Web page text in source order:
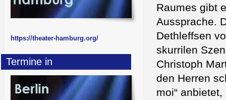
Raumes gibt
Aussprache.
Dethleffsen
skurrilen
Christoph
den Herren
moi“
https://theater-hamburg.org/
Termine in